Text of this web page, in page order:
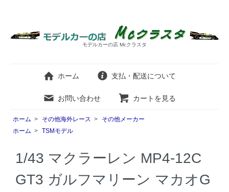
モデルカーの店 Mcクラスタ
ホーム 支払・配送について
お問い合わせ カートを見る
ホーム > その他海外レース >
その他メーカー
ホーム > TSMモデル
1/43 マクラーレン MP4-12C
GT3 ガルフマリーン マカオG